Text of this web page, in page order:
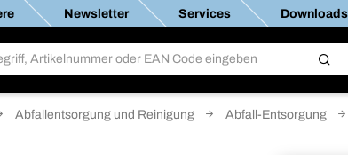
Newsletter Services Downloads
Abfallentsorgung und Reinigung Abfall-Entsorgung